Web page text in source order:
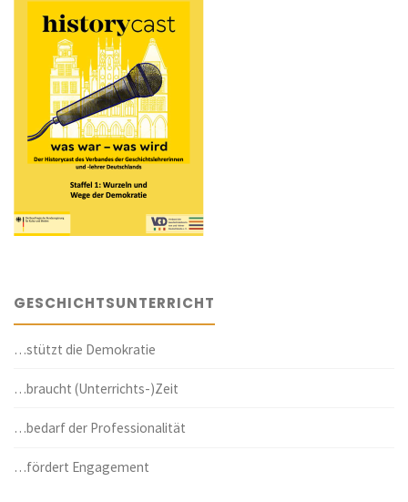
GESCHICHTSUNTERRICHT
…stützt die Demokratie
…braucht (Unterrichts-)Zeit
…bedarf der Professionalität
…fördert Engagement